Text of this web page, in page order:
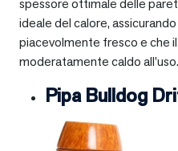
spessore ottimale delle
ideale del calore,
piacevolmente fresco e che
moderatamente caldo all’uso.
Pipa Bulldog